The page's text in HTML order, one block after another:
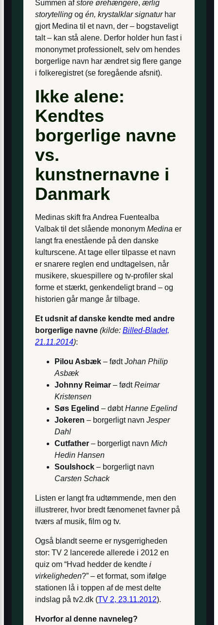
Summen afstore ørehængere, ærlig
storytelling og én, krystalklar signaturhar
gjort Medina til et navn, der – bogstaveligt
talt – kan stå alene. Derfor holder hun fast i
mononymet professionelt, selv om hendes
borgerlige navn har ændret sig flere gange
i folkeregistret (se foregående afsnit).
Ikke alene:
Kendtes
borgerlige navne
vs.
kunstnernavne i
Danmark
Medinas skift fra Andrea Fuentealba
Valbak til det slående mononym Medina er
langt fra enestående på den danske
kulturscene. At tage eller tilpasse et navn
er snarere reglen end undtagelsen, når
musikere, skuespillere og tv-profiler skal
forme et stærkt, genkendeligt brand – og
historien går mange år tilbage.
Et udsnit af danske kendte med andre
borgerlige navne (kilde: Billed-Bladet,
21.11.2014):
Pilou Asbæk – fødtJohan Philip
Asbæk
Johnny Reimar – fødtReimar
Kristensen
Søs Egelind – døbtHanne Egelind
Jokeren – borgerligt navn Jesper
Dahl
Cutfather – borgerligt navn Mich
Hedin Hansen
Soulshock – borgerligt navn
Carsten Schack
Listen er langt fra udtømmende, men den
illustrerer, hvor bredt fænomenet favner på
tværs af musik, film og tv.
Også blandt seerne er nysgerrigheden
stor: TV 2 lancerede allerede i 2012 en
quiz om “Hvad hedder de kendte i
virkeligheden?” – et format, som ifølge
stationen lå i toppen af de mest delte
indslag på tv2.dk (TV 2, 23.11.2012).
Hvorfor al denne navneleg?